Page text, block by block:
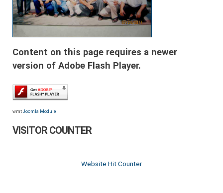
Content on this page requires a newer
version of Adobe Flash Player.
wmt Joomla Module
VISITOR COUNTER
Website Hit Counter